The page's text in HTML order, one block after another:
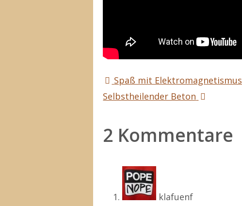
Spaß mit Elektromagnetismus
Selbstheilender Beton
2 Kommentare
klafuenf